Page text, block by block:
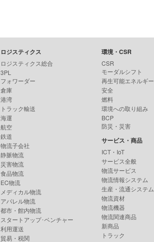
ロジスティクス
ロジスティクス総合
3PL
フォワーダー
倉庫
港湾
トラック輸送
海運
航空
鉄道
物流子会社
静脈物流
災害物流
食品物流
EC物流
メディカル物流
アパレル物流
都市・館内物流
スタートアップ･ベンチャー
利用運送
貿易・税関
環境・CSR
CSR
モーダルシフト
再生可能エネルギー
安全
燃料
環境への取り組み
BCP
防災・災害
サービス・商品
ICT・IoT
サービス全般
物流サービス
物流情報システム
生産・流通システム
物流資材
物流機器
物流関連商品
新商品
トラック